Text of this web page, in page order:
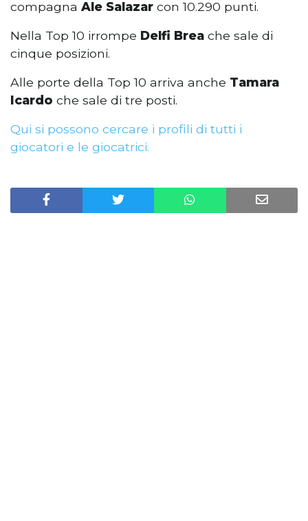
compagna Ale Salazar con 10.290 punti.
Nella Top 10 irrompe Delfi Brea che sale di
cinque posizioni.
Alle porte della Top 10 arriva anche Tamara
Icardo che sale di tre posti.
Qui si possono cercare i profili di tutti i
giocatori e le giocatrici.